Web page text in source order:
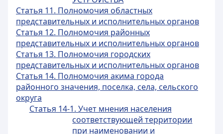
Статья 11. Полномочия областных
представительных и исполнительных органов
Статья 12. Полномочия районных
представительных и исполнительных органов
Статья 13. Полномочия городских
представительных и исполнительных органов
Статья 14. Полномочия акима города
районного значения, поселка, села, сельского
округа
Статья 14-1. Учет мнения населения
соответствующей территории
при наименовании и